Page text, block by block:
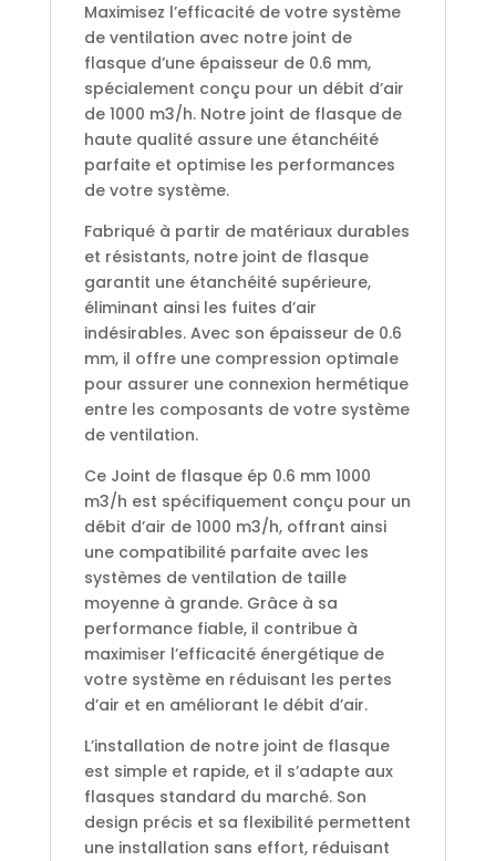
Maximisez l’efficacité de votre système
de ventilation avec notre joint de
flasque d’une épaisseur de 0.6 mm,
spécialement conçu pour un débit d’air
de 1000 m3/h. Notre joint de flasque de
haute qualité assure une étanchéité
parfaite et optimise les performances
de votre système.
Fabriqué à partir de matériaux durables
et résistants, notre joint de flasque
garantit une étanchéité supérieure,
éliminant ainsi les fuites d’air
indésirables. Avec son épaisseur de 0.6
mm, il offre une compression optimale
pour assurer une connexion hermétique
entre les composants de votre système
de ventilation.
Ce Joint de flasque ép 0.6 mm 1000
m3/h est spécifiquement conçu pour un
débit d’air de 1000 m3/h, offrant ainsi
une compatibilité parfaite avec les
systèmes de ventilation de taille
moyenne à grande. Grâce à sa
performance fiable, il contribue à
maximiser l’efficacité énergétique de
votre système en réduisant les pertes
d’air et en améliorant le débit d’air.
L’installation de notre joint de flasque
est simple et rapide, et il s’adapte aux
flasques standard du marché. Son
design précis et sa flexibilité permettent
une installation sans effort, réduisant